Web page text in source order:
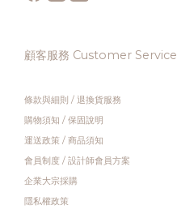
顧客服務 Customer Service
條款與細則 / 退換貨服務
購物須知 / 保固說明
運送政策 / 商品須知
會員制度 / 設計師會員方案
企業大宗採購
隱私權政策